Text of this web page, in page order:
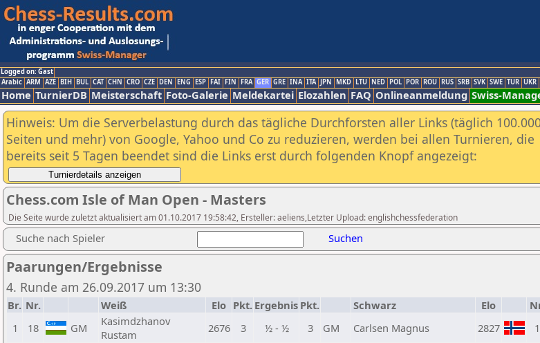
Logged on: Gast
Arabic ARM AZE BIH BUL CAT CHN CRO CZE DEN ENG ESP FAI FIN FRA GER GRE INA ITA JPN MKD LTU NED POL POR ROU RUS SRB SVK SWE TUR UKR
Home TurnierDB Meisterschaft Foto-Galerie Meldekartei Elozahlen FAQ Onlineanmeldung Swiss-
Hinweis: Um die Serverbelastung durch das tägliche Durchforsten aller Links (täglich
Seiten und mehr) von Google, Yahoo und Co zu reduzieren, werden bei allen Turnieren, die
bereits seit 5 Tagen beendet sind die Links erst durch folgenden Knopf angezeigt:
Chess.com Isle of Man Open - Masters
Die Seite wurde zuletzt aktualisiert am 01.10.2017 19:58:42, Ersteller: aeliens,Letzter Upload: englishchessfederation
Suche nach Spieler Suchen
Paarungen/Ergebnisse
4. Runde am 26.09.2017 um 13:30
Br. Nr. Weiß Elo Pkt. Ergebnis Pkt. Schwarz Elo
1
18 GM
Kasimdzhanov
Rustam
2676 3 ½ - ½ 3 GM Carlsen Magnus 2827 1